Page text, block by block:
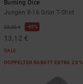
Burning Dice
Jungen 8-16 Grün T-Shirt
25,00 € 48%
13,12 €
SALE
DOPPELTER RABATT EXTRA 25 %